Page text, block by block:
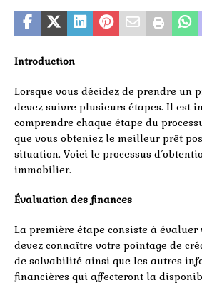
Introduction
Lorsque vous décidez de prendre un
devez suivre plusieurs étapes. Il est
comprendre chaque étape du
que vous obteniez le meilleur prêt
situation. Voici le processus
immobilier.
Évaluation des finances
La première étape consiste à évaluer
devez connaître votre pointage de
de solvabilité ainsi que les autres
financières qui affecteront la